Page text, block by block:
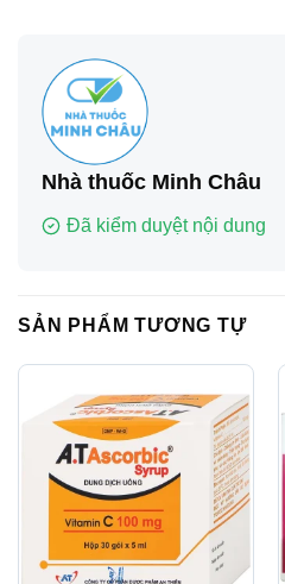
Nhà thuốc Minh Châu
Đã kiểm duyệt nội dung
SẢN PHẨM TƯƠNG TỰ